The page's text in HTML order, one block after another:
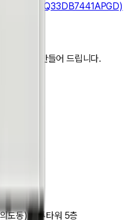
핏 313L (RQ33DB7441APGD)
만원으로 만들어 드립니다.
도동) 오투타워 5층